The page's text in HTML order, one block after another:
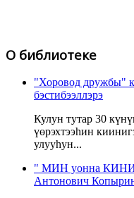
О библиотеке
"Хоровод дружбы"
бэстибээллэрэ
Кулун тутар 30
үөрэхтээһин
улууһун...
" МИН уонна
Антонович